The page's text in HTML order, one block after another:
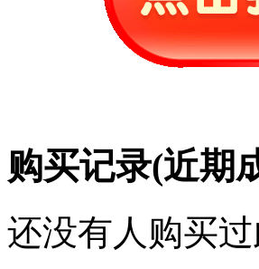
购买记录(近期
还没有人购买